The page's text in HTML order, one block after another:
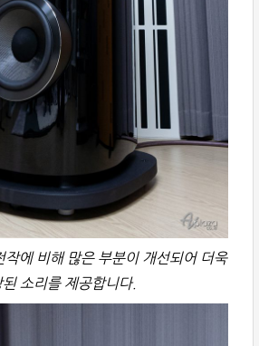
에 비해 많은 부분이 개선되어 더욱
된 소리를 제공합니다.